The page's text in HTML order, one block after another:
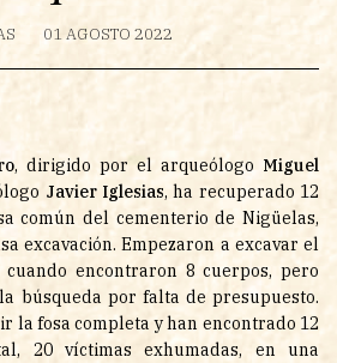
01 AGOSTO 2022
, dirigido por el arqueólogo Miguel
Javier Iglesias, ha recuperado 12
común del cementerio de Nigüelas,
excavación. Empezaron a excavar el
encontraron 8 cuerpos, pero
búsqueda por falta de presupuesto.
la fosa completa y han encontrado 12
20 víctimas exhumadas, en una